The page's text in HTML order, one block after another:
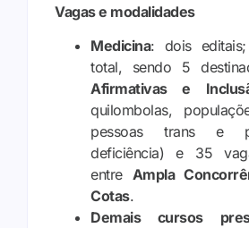
Vagas e modalidades
Medicina: dois
total, sendo 5
Afirmativas e
quilombolas,
pessoas trans e
deficiência) e 35
entre Ampla
Cotas.
Demais cursos